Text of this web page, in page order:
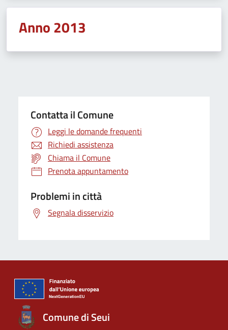
Anno 2013
Contatta il Comune
Leggi le domande frequenti
Richiedi assistenza
Chiama il Comune
Prenota appuntamento
Problemi in città
Segnala disservizio
Comune di Seui